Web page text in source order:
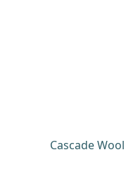
Cascade